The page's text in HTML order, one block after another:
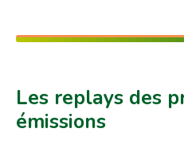
Les replays des
émissions